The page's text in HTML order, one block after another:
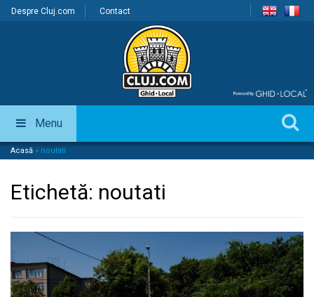
Despre Cluj.com Contact
Menu
Acasă » noutati
Etichetă: noutati